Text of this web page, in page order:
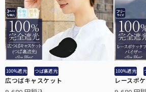
2段折りラージ
男性にもお使いいただける、折りたたみ日
サッと羽織るだけで日差しをブロック。日
ネック/アームカバ
首回り、腕回りの紫外線を98%以上カット。
普段お使いの眼鏡の上から、サッとかけるだ
100%遮光 つば裏遮光
広つばキャスケット
100%遮光
レースポ